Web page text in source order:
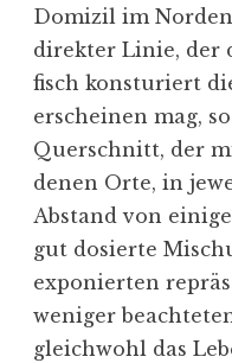
s
­
k
r
e
i
s
e
l
B
e
Domizil im
direkter Linie, der
fisch konstu­riert
erscheinen mag,
Querschnitt, der
denen Orte, in
Abstand von
gut dosierte
exponierten
weniger
gleichwohl das